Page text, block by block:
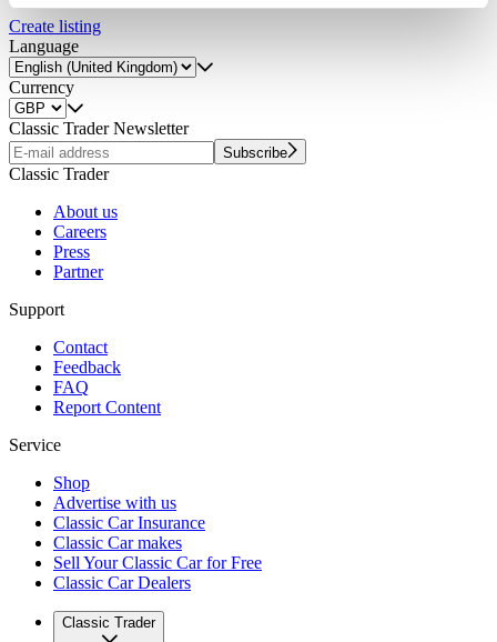
Partner führen diese Informationen möglicherweise mit
weiteren Daten zusammen, die Sie ihnen bereitgestellt
haben oder die sie im Rahmen Ihrer Nutzung der Dienste
gesammelt haben.
Create listing
Language
Currency
Classic Trader Newsletter
Subscribe
Classic Trader
About us
Careers
Press
Partner
Support
Contact
Feedback
FAQ
Report Content
Service
Shop
Advertise with us
Classic Car Insurance
Classic Car makes
Sell Your Classic Car for Free
Classic Car Dealers
Classic Trader